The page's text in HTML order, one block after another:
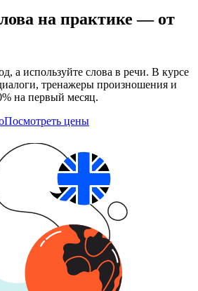
на практике — от
а используйте слова в речи. В курсе
тренажеры произношения и
на первый месяц.
Посмотреть цены